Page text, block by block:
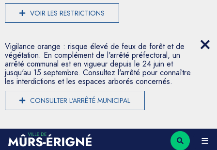
VOIR LES RESTRICTIONS
Vigilance orange : risque élevé de feux de forêt et de
végétation. En complément de l'arrêté préfectoral, un
arrêté communal est en vigueur depuis le 24 juin et
jusqu'au 15 septembre. Consultez l'arrêté pour connaître
les interdictions et les espaces arborés concernés.
CONSULTER L'ARRÊTÉ MUNICIPAL